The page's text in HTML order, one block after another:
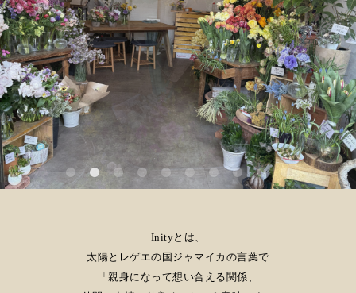
Inityとは、
太陽とレゲエの国ジャマイカの言葉で
「親身になって想い合える関係、